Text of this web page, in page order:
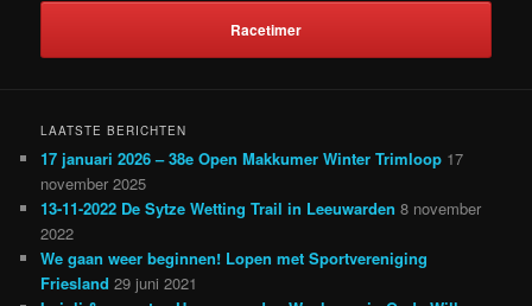
Racetimer
LAATSTE BERICHTEN
17 januari 2026 – 38e Open Makkumer Winter Trimloop 17
november 2025
13-11-2022 De Sytze Wetting Trail in Leeuwarden 8 november
2022
We gaan weer beginnen! Lopen met Sportvereniging
Friesland 29 juni 2021